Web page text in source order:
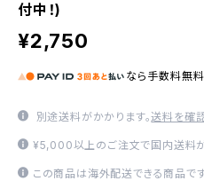
付中！)
¥2,750
なら 手数料無
別途送料がかかります。送料を確
¥5,000以上のご注文で国内送料が
この商品は海外配送できる商品です